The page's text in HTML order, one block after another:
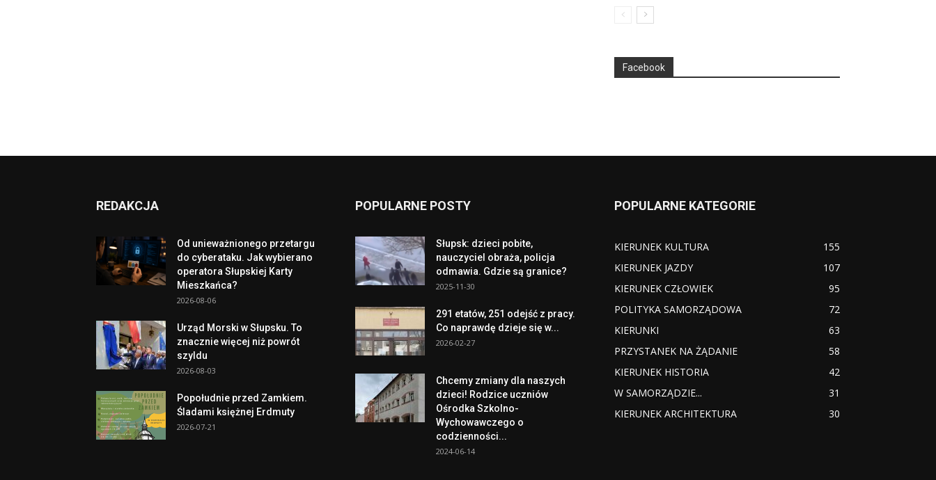
Facebook
REDAKCJA
Od unieważnionego przetargu
do cyberataku. Jak wybierano
operatora Słupskiej Karty
Mieszkańca?
2026-08-06
Urząd Morski w Słupsku. To
znacznie więcej niż powrót
szyldu
2026-08-03
Popołudnie przed Zamkiem.
Śladami księżnej Erdmuty
2026-07-21
POPULARNE POSTY
Słupsk: dzieci pobite,
nauczyciel obraża, policja
odmawia. Gdzie są granice?
2025-11-30
291 etatów, 251 odejść z pracy.
Co naprawdę dzieje się w...
2026-02-27
Chcemy zmiany dla naszych
dzieci! Rodzice uczniów
Ośrodka Szkolno-
Wychowawczego o
codzienności...
2024-06-14
POPULARNE KATEGORIE
KIERUNEK KULTURA
155
KIERUNEK JAZDY
107
KIERUNEK CZŁOWIEK
95
POLITYKA SAMORZĄDOWA
72
KIERUNKI
63
PRZYSTANEK NA ŻĄDANIE
58
KIERUNEK HISTORIA
42
W SAMORZĄDZIE...
31
KIERUNEK ARCHITEKTURA
30